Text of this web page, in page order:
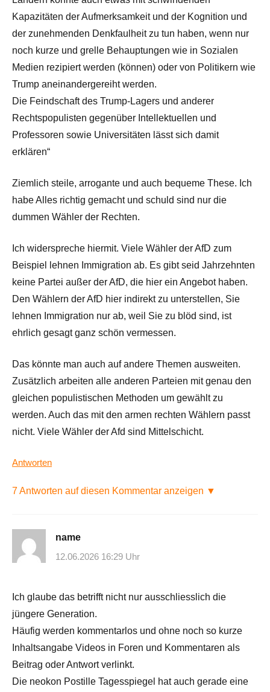
Kapazitäten der Aufmerksamkeit und der Kognition und
der zunehmenden Denkfaulheit zu tun haben, wenn nur
noch kurze und grelle Behauptungen wie in Sozialen
Medien rezipiert werden (können) oder von Politikern wie
Trump aneinandergereiht werden.
Die Feindschaft des Trump-Lagers und anderer
Rechtspopulisten gegenüber Intellektuellen und
Professoren sowie Universitäten lässt sich damit
erklären“
Ziemlich steile, arrogante und auch bequeme These. Ich
habe Alles richtig gemacht und schuld sind nur die
dummen Wähler der Rechten.
Ich widerspreche hiermit. Viele Wähler der AfD zum
Beispiel lehnen Immigration ab. Es gibt seid Jahrzehnten
keine Partei außer der AfD, die hier ein Angebot haben.
Den Wählern der AfD hier indirekt zu unterstellen, Sie
lehnen Immigration nur ab, weil Sie zu blöd sind, ist
ehrlich gesagt ganz schön vermessen.
Das könnte man auch auf andere Themen ausweiten.
Zusätzlich arbeiten alle anderen Parteien mit genau den
gleichen populistischen Methoden um gewählt zu
werden. Auch das mit den armen rechten Wählern passt
nicht. Viele Wähler der Afd sind Mittelschicht.
Antworten
7 Antworten auf diesen Kommentar anzeigen ▼
name
12.06.2026 16:29 Uhr
Ich glaube das betrifft nicht nur ausschliesslich die
jüngere Generation.
Häufig werden kommentarlos und ohne noch so kurze
Inhaltsangabe Videos in Foren und Kommentaren als
Beitrag oder Antwort verlinkt.
Die neokon Postille Tagesspiegel hat auch gerade eine